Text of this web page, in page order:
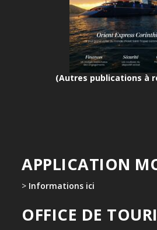
(Autres publications à
APPLICATION
> Informations ici
OFFICE DE